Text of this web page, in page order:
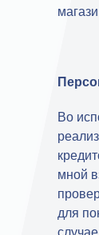
Во
мной
для